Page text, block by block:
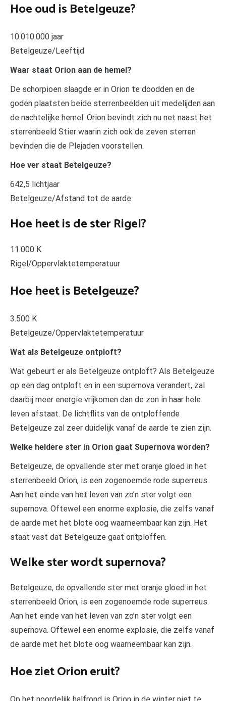
Hoe oud is Betelgeuze?
10.010.000 jaar
Betelgeuze/Leeftijd
Waar staat Orion aan de hemel?
De schorpioen slaagde er in Orion te doodden en de
goden plaatsten beide sterrenbeelden uit medelijden aan
de nachtelijke hemel. Orion bevindt zich nu net naast het
sterrenbeeld Stier waarin zich ook de zeven sterren
bevinden die de Plejaden voorstellen.
Hoe ver staat Betelgeuze?
642,5 lichtjaar
Betelgeuze/Afstand tot de aarde
Hoe heet is de ster Rigel?
11.000 K
Rigel/Oppervlaktetemperatuur
Hoe heet is Betelgeuze?
3.500 K
Betelgeuze/Oppervlaktetemperatuur
Wat als Betelgeuze ontploft?
Wat gebeurt er als Betelgeuze ontploft? Als Betelgeuze
op een dag ontploft en in een supernova verandert, zal
daarbij meer energie vrijkomen dan de zon in haar hele
leven afstaat. De lichtflits van de ontploffende
Betelgeuze zal zeer duidelijk vanaf de aarde te zien zijn.
Welke heldere ster in Orion gaat Supernova worden?
Betelgeuze, de opvallende ster met oranje gloed in het
sterrenbeeld Orion, is een zogenoemde rode superreus.
Aan het einde van het leven van zo’n ster volgt een
supernova. Oftewel een enorme explosie, die zelfs vanaf
de aarde met het blote oog waarneembaar kan zijn. Het
staat vast dat Betelgeuze gaat ontploffen.
Welke ster wordt supernova?
Betelgeuze, de opvallende ster met oranje gloed in het
sterrenbeeld Orion, is een zogenoemde rode superreus.
Aan het einde van het leven van zo’n ster volgt een
supernova. Oftewel een enorme explosie, die zelfs vanaf
de aarde met het blote oog waarneembaar kan zijn.
Hoe ziet Orion eruit?